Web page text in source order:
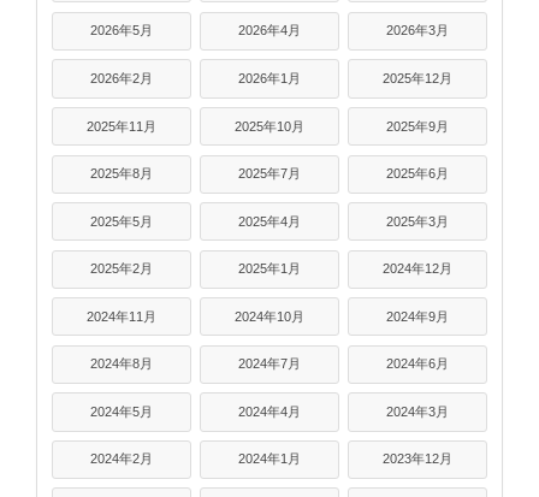
2026年5月 2026年4月 2026年3月
2026年2月 2026年1月 2025年12月
2025年11月 2025年10月 2025年9月
2025年8月 2025年7月 2025年6月
2025年5月 2025年4月 2025年3月
2025年2月 2025年1月 2024年12月
2024年11月 2024年10月 2024年9月
2024年8月 2024年7月 2024年6月
2024年5月 2024年4月 2024年3月
2024年2月 2024年1月 2023年12月